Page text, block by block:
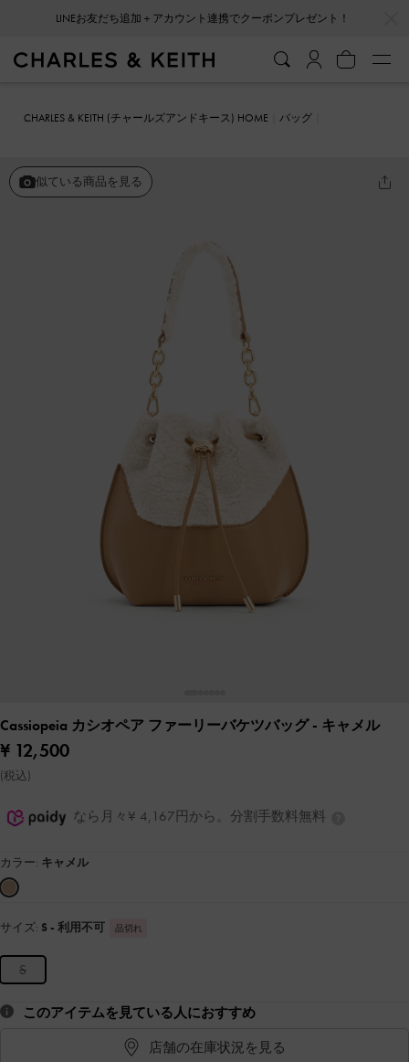
LINEお友だち追加＋アカウント連携でクーポンプレゼント！
会員登録＋ニュースレター登録で10%OFFクーポンプレゼント！
CHARLES & KEITH (チャールズアンドキース) HOME
バッグ
似ている商品を見る
Cassiopeia カシオペア ファーリーバケツバッグ- キャメル
¥ 12,500
(税込)
なら月々¥ 4,167円から。分割手数料無料
カラー: キャメル
サイズ: S - 利用不可 品切れ
S
このアイテムを見ている人におすすめ
店舗の在庫状況を見る